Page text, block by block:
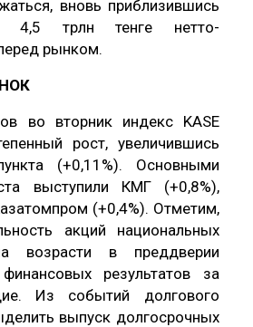
вновь приблизившись
трлн тенге нетто-
рынком.
во вторник индекс KASE
рост, увеличившись
(+0,11%). Основными
выступили КМГ (+0,8%),
(+0,4%). Отметим,
акций национальных
возрасти в преддверии
результатов за
Из событий долгового
выпуск долгосрочных